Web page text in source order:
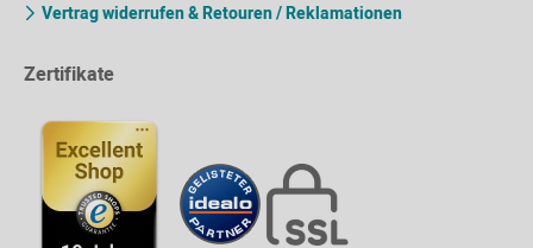
Vertrag widerrufen & Retouren / Reklamationen
Zertifikate